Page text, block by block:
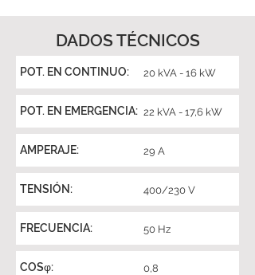
DADOS TÉCNICOS
POT. EN CONTINUO: 20 kVA - 16 kW
POT. EN EMERGENCIA: 22 kVA - 17,6 kW
AMPERAJE: 29 A
TENSIÓN: 400/230 V
FRECUENCIA: 50 Hz
COSφ: 0,8